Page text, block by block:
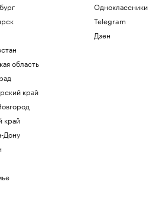
область
край
край
Дону
Одноклассники
Telegram
Дзен